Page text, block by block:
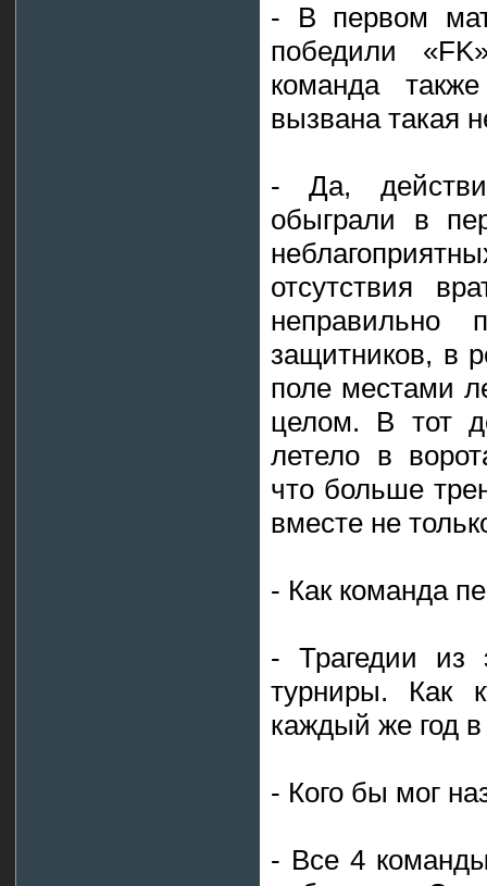
- В первом
победили
команда
вызвана такая
- Да,
обыграли в
отсутствия
неправильно
защитников, в
поле местами
целом. В тот
летело в
что больше
вместе не
- Как команда
- Трагедии из
турниры. Как
каждый же год
- Кого бы мог
- Все 4